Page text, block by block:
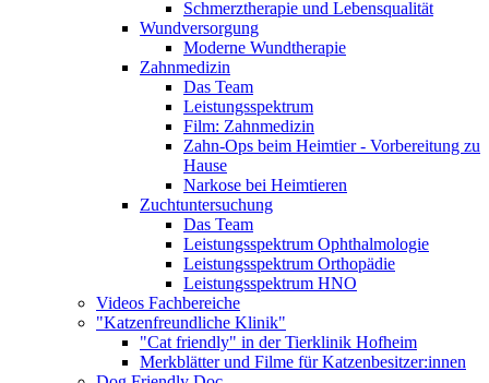
Schmerztherapie und Lebensqualität
Wundversorgung
Moderne Wundtherapie
Zahnmedizin
Das Team
Leistungsspektrum
Film: Zahnmedizin
Zahn-Ops beim Heimtier - Vorbereitung zu
Hause
Narkose bei Heimtieren
Zuchtuntersuchung
Das Team
Leistungsspektrum Ophthalmologie
Leistungsspektrum Orthopädie
Leistungsspektrum HNO
Videos Fachbereiche
"Katzenfreundliche Klinik"
"Cat friendly" in der Tierklinik Hofheim
Merkblätter und Filme für Katzenbesitzer:innen